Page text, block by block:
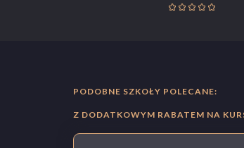
PODOBNE SZKOŁY POLECANE:
Z DODATKOWYM RABATEM NA